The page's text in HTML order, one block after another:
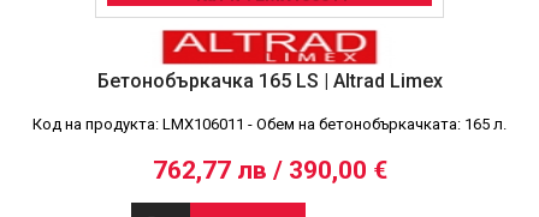
Бетонобъркачка 165 LS | Altrad Limex
Код на продукта: LMX106011 - Обем на бетонобъркачката: 165 л.
762,77 лв / 390,00 €